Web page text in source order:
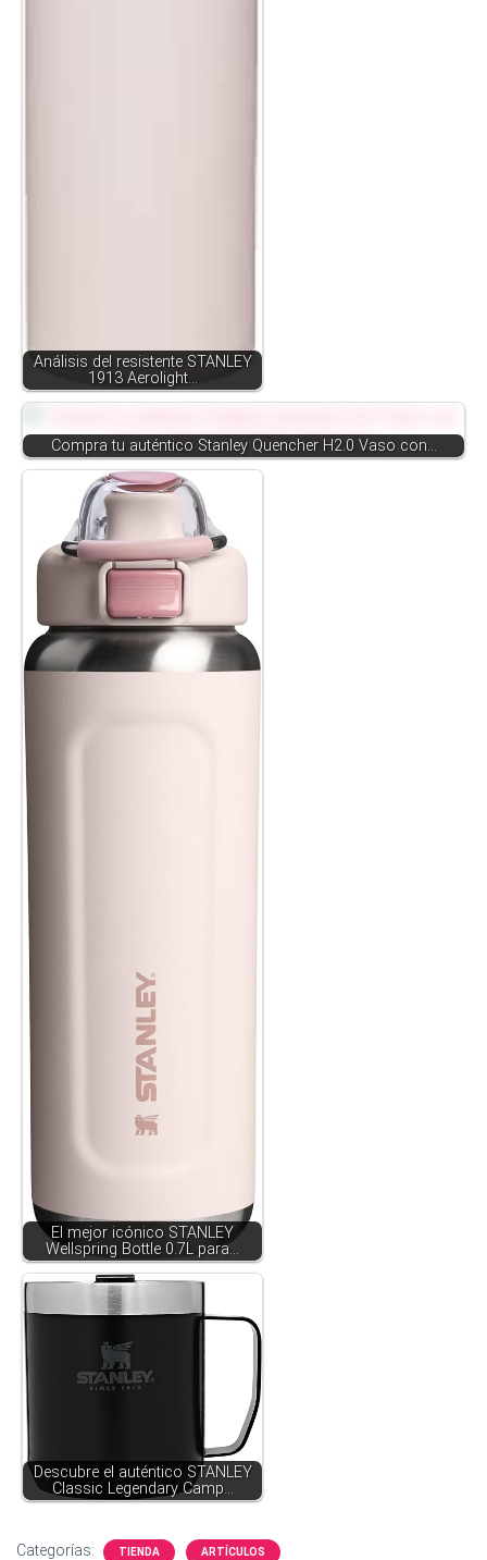
Análisis del resistente STANLEY
1913 Aerolight…
Compra tu auténtico Stanley Quencher H2.0 Vaso con…
El mejor icónico STANLEY
Wellspring Bottle 0.7L para…
Descubre el auténtico STANLEY
Classic Legendary Camp…
Categorías: TIENDA ARTÍCULOS